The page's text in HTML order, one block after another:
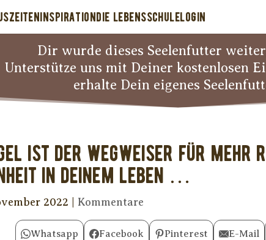
INSPIRATIONDIE LEBENSSCHULELOGIN
Dir wurde dieses Seelenfutter
Unterstütze uns mit Deiner kostenlosen
erhalte Dein eigenes
ist der Wegweiser für mehr
in Deinem Leben …
2022 Kommentare
Whatsapp Facebook Pinterest E-Mail